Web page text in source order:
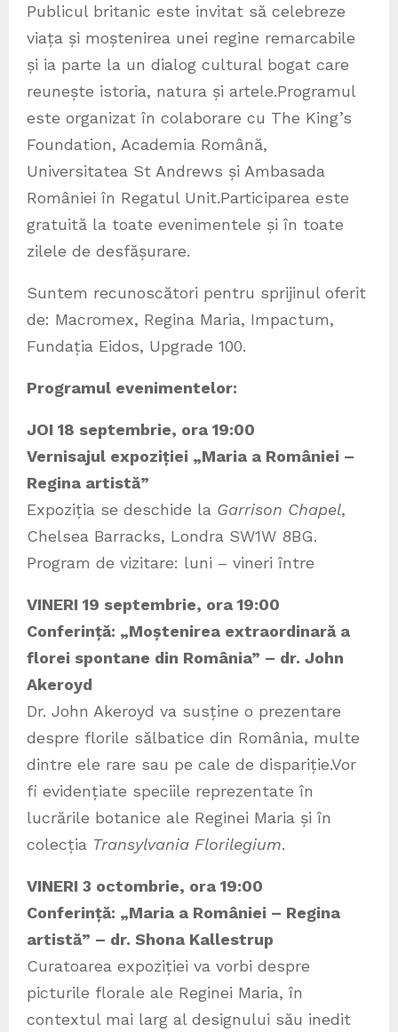
Publicul britanic este invitat să celebreze
viața și moștenirea unei regine remarcabile
și ia parte la un dialog cultural bogat care
reunește istoria, natura și artele.Programul
este organizat în colaborare cu The King’s
Foundation, Academia Română,
Universitatea St Andrews și Ambasada
României în Regatul Unit.Participarea este
gratuită la toate evenimentele și în toate
zilele de desfășurare.
Suntem recunoscători pentru sprijinul oferit
de: Macromex, Regina Maria, Impactum,
Fundația Eidos, Upgrade 100.
Programul evenimentelor:
JOI 18 septembrie, ora 19:00
Vernisajul expoziției „Maria a României –
Regina artistă”
Expoziția se deschide la Garrison Chapel,
Chelsea Barracks, Londra SW1W 8BG.
Program de vizitare: luni – vineri între
VINERI 19 septembrie, ora 19:00
Conferință: „Moștenirea extraordinară a
florei spontane din România” – dr. John
Akeroyd
Dr. John Akeroyd va susține o prezentare
despre florile sălbatice din România, multe
dintre ele rare sau pe cale de dispariție.Vor
fi evidențiate speciile reprezentate în
lucrările botanice ale Reginei Maria și în
colecția Transylvania Florilegium.
VINERI 3 octombrie, ora 19:00
Conferință: „Maria a României – Regina
artistă” – dr. Shona Kallestrup
Curatoarea expoziției va vorbi despre
picturile florale ale Reginei Maria, în
contextul mai larg al designului său inedit